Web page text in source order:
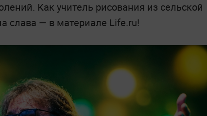
Как учитель рисования из сельской
слава — в материале Life.ru!